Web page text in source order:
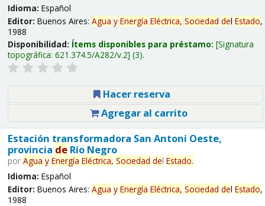
Idioma: Español
Editor: Buenos Aires: Agua y Energía Eléctrica, Sociedad del Estado,
1988
Disponibilidad: Ítems disponibles para préstamo: Signatura
topográfica: 621.374.5/A282/v.2 (3).
Hacer reserva
Agregar al carrito
Estación transformadora San Antoni Oeste,
provincia deRío Negro
por Agua y Energía Eléctrica, Sociedad del Estado.
Idioma: Español
Editor: Buenos Aires: Agua y Energía Eléctrica, Sociedad del Estado,
1988